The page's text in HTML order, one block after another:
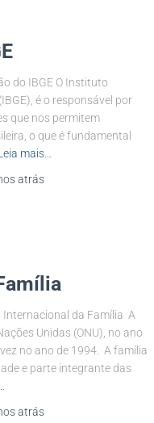
do IBGE O Instituto
é o responsável por
que nos permitem
o que é fundamental
mais…
atrás
Internacional da Família A
Unidas (ONU), no ano
no ano de 1994. A família
e parte integrante das
atrás